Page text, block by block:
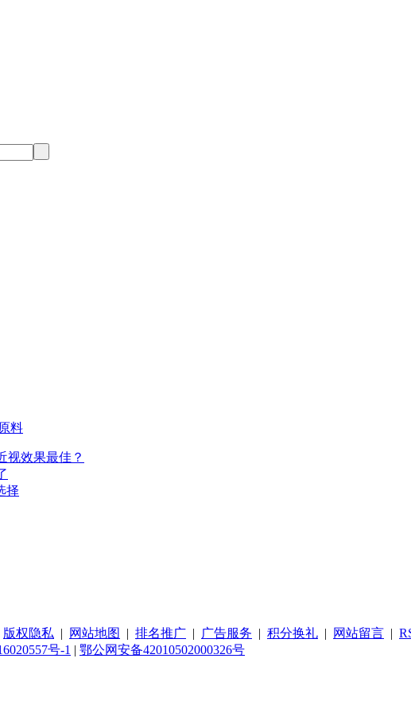
料
视效果最佳？
择
版权隐私 | 网站地图 | 排名推广 | 广告服务 | 积分换礼 | 网站留言 |
号-1 | 鄂公网安备42010502000326号